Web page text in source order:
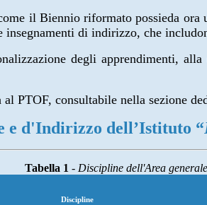
il Biennio riformato possieda
insegnamenti di indirizzo, che
degli apprendimenti,
PTOF, consultabile nella sezione
e d'Indirizzo dell’Istituto “
Tabella 1 - Discipline dell'Area
Discipline